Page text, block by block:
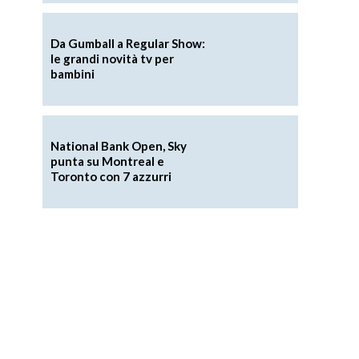
Da Gumball a Regular Show:
le grandi novità tv per
bambini
National Bank Open, Sky
punta su Montreal e
Toronto con 7 azzurri